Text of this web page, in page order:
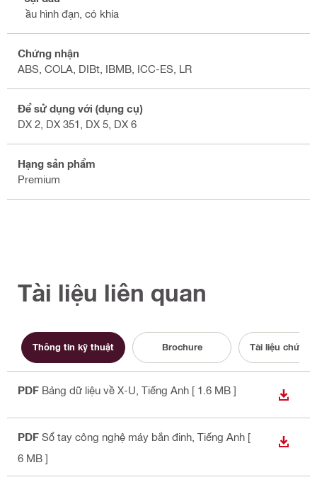
Đầu hình đạn, có khía
Chứng nhận
ABS, COLA, DIBt, IBMB, ICC-ES, LR
Để sử dụng với (dụng cụ)
DX 2, DX 351, DX 5, DX 6
Hạng sản phẩm
Premium
Tài liệu liên quan
Thông tin kỹ thuật Brochure Tài liệu chứng
PDF Bảng dữ liệu về X-U , Tiếng Anh [ 1.6 MB ]
TẢI
PDF Sổ tay công nghệ máy bắn đinh , Tiếng Anh [
6 MB ]
TẢI